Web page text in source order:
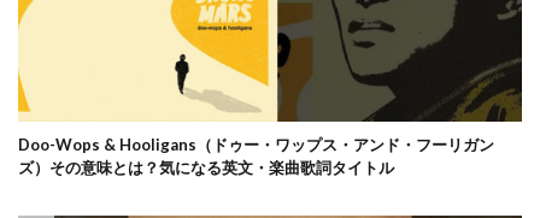
Doo-Wops & Hooligans（ドゥー・ワップス・アンド・フーリガン
ズ）その意味とは？気になる英文・楽曲歌詞タイトル